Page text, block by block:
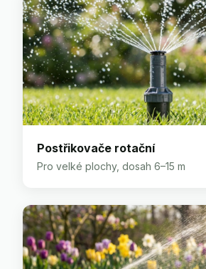
Postřikovače rotační
Pro velké plochy, dosah 6–15 m